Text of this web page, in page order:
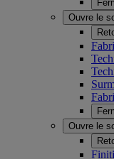
Ouvre le
Ouvre le